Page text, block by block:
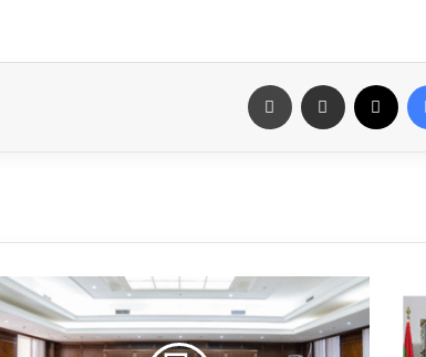
فيسبوك مشاركة عبر البريد